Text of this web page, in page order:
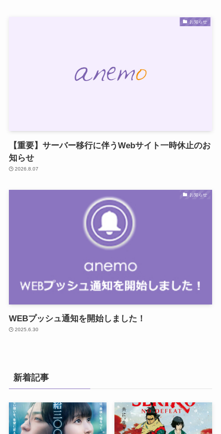
お知らせ
【重要】サーバー移行に伴うWebサイト一時休止のお
知らせ
2026.8.07
お知らせ
WEBプッシュ通知を開始しました！
2025.6.30
新着記事